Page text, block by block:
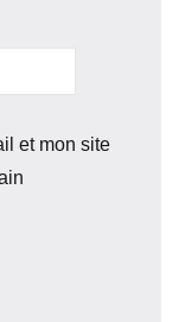
et mon site